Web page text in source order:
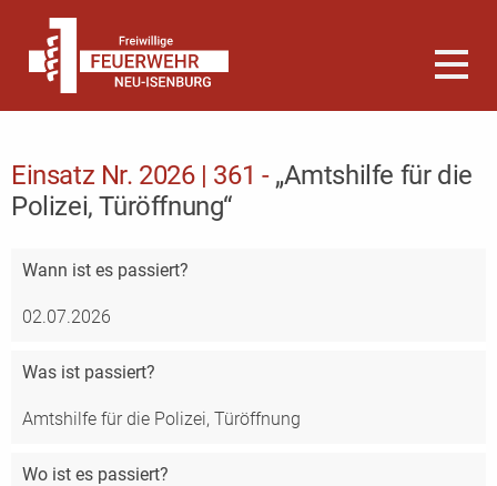
Einsatz Nr. 2026 | 361 - „Amtshilfe für die
Polizei, Türöffnung“
Wann ist es passiert?
02.07.2026
Was ist passiert?
Amtshilfe für die Polizei, Türöffnung
Wo ist es passiert?